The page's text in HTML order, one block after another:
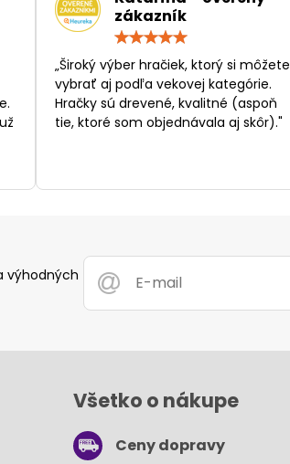
zákazník
/
5
„Široký výber hračiek, ktorý si môžete
vybrať aj podľa vekovej kategórie.
Hračky sú drevené, kvalitné (aspoň
tie, ktoré som objednávala aj skôr)."
výhodných
Všetko o nákupe
Ceny dopravy